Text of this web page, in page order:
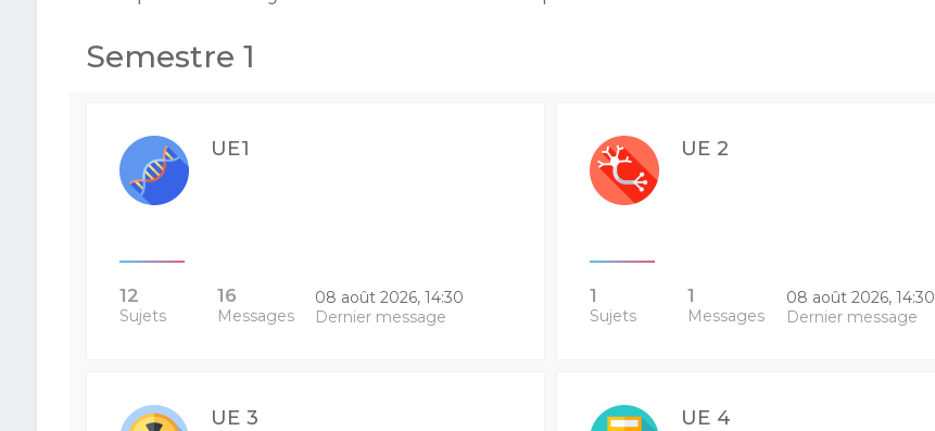
Semestre 1
UE1
12
Sujets
16
Messages
08 août 2026, 14:30
Dernier message
UE 2
1
Sujets
1
Messages
08 août 2026, 14:30
Dernier message
UE 3 UE 4